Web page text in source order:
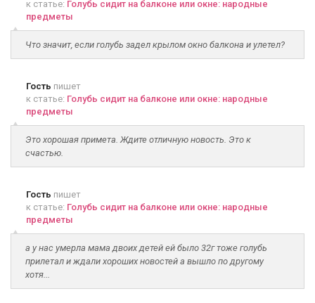
к статье: Голубь сидит на балконе или окне: народные
предметы
Что значит, если голубь задел крылом окно балкона и улетел?
Гость пишет
к статье: Голубь сидит на балконе или окне: народные
предметы
Это хорошая примета. Ждите отличную новость. Это к
счастью.
Гость пишет
к статье: Голубь сидит на балконе или окне: народные
предметы
а у нас умерла мама двоих детей ей было 32г тоже голубь
прилетал и ждали хороших новостей а вышло по другому
хотя...